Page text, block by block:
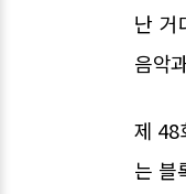
난 거
음악
제 48
는 블